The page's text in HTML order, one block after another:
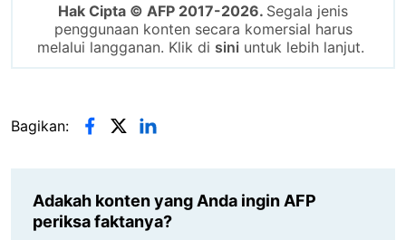
Hak Cipta © AFP 2017-2026. Segala jenis
penggunaan konten secara komersial harus
melalui langganan. Klik di sini untuk lebih lanjut.
Bagikan:
Adakah konten yang Anda ingin AFP
periksa faktanya?